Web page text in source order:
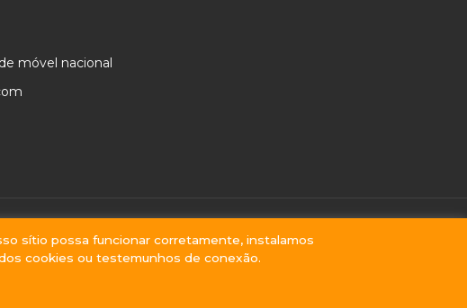
móvel nacional
W - Web Winner Agency | Todos os Direitos Reservados.
sítio possa funcionar corretamente, instalamos
cookies ou testemunhos de conexão.